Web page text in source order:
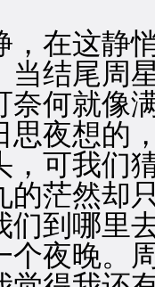
在这静悄
当结尾周
奈何就像
思夜想的
，可我们
的茫然却
们到哪里
个夜晚。